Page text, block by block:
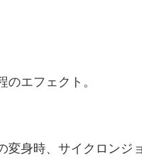
エフェクト。
身時、サイクロンジ